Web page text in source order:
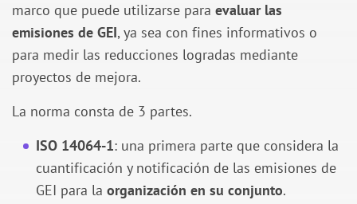
marco que puede utilizarse para evaluar las
emisiones de GEI, ya sea con fines informativos o
para medir las reducciones logradas mediante
proyectos de mejora.
La norma consta de 3 partes.
ISO 14064-1: una primera parte que considera la
cuantificación y notificación de las emisiones de
GEI para la organización en su conjunto.